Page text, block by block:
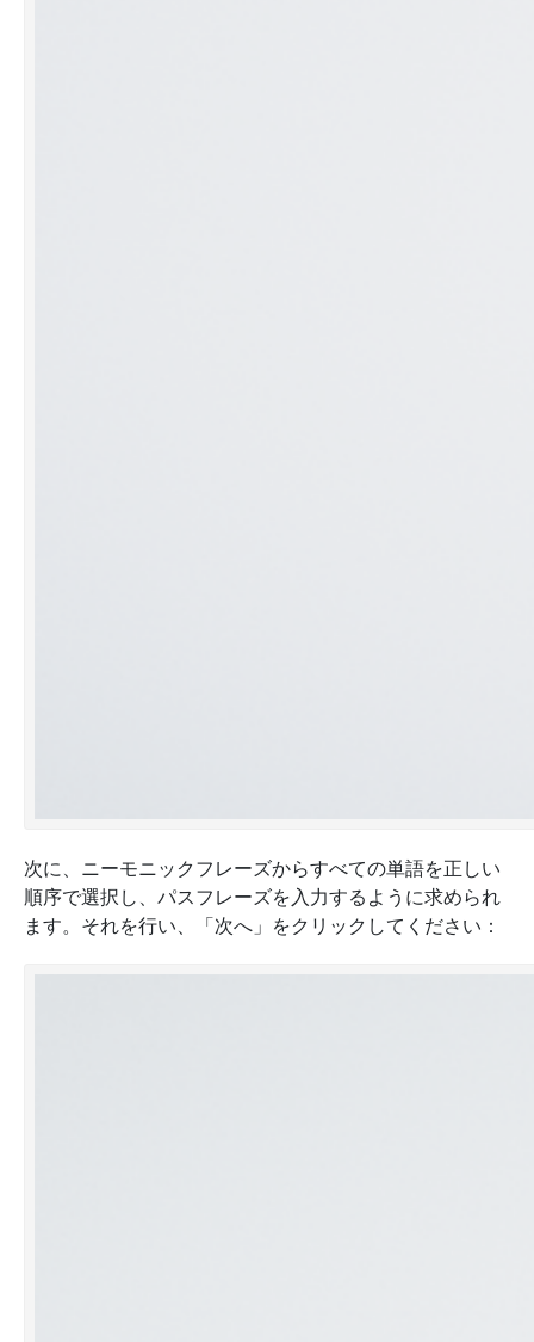
次に、ニーモニックフレーズからすべての単語を正しい
順序で選択し、パスフレーズを入力するように求められ
ます。それを行い、
「次へ」 をクリックしてください：